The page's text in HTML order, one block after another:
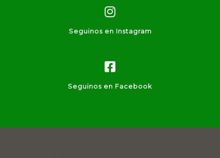
Seguinos en Instagram
Seguinos en Facebook